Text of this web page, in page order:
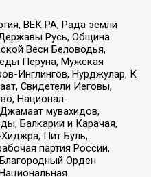
ВЕК РА, Рада земли
Русь, Община
Веси Беловодья,
Перуна, Мужская
Инглингов, Нурджулар, К
Свидетели Иеговы,
Национал-
мувахидов,
Балкарии и Карачая,
Пит Буль,
партия России,
Орден